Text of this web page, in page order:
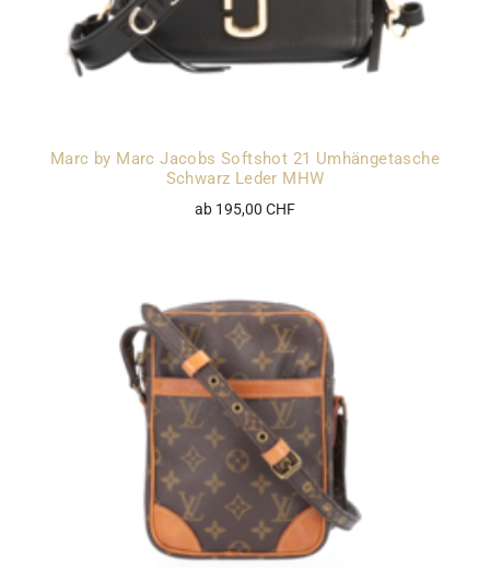
Marc by Marc Jacobs Softshot 21 Umhängetasche
Schwarz Leder MHW
ab 195,00 CHF